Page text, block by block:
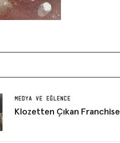
MEDYA VE EĞLENCE
Klozetten Çıkan Franchise